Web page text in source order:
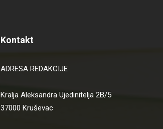
Kontakt
ADRESA REDAKCIJE
Kralja Aleksandra Ujedinitelja 2B/5
37000 Kruševac